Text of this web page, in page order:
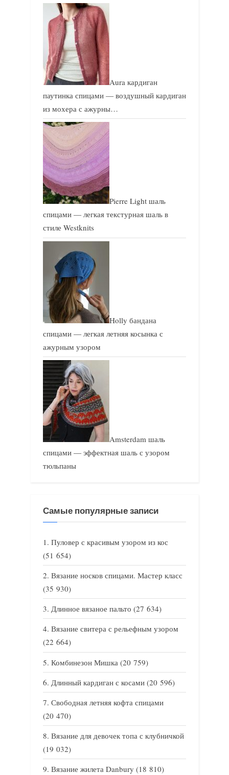
Aura кардиган
паутинка спицами — воздушный кардиган
из мохера с ажурны…
Pierre Light шаль
спицами — легкая текстурная шаль в
стиле Westknits
Holly бандана
спицами — легкая летняя косынка с
ажурным узором
Amsterdam шаль
спицами — эффектная шаль с узором
тюльпаны
Самые популярные записи
Пуловер с красивым узором из кос
(51 654)
Вязание носков спицами. Мастер класс
(35 930)
Длинное вязаное пальто (27 634)
Вязание свитера с рельефным узором
(22 664)
Комбинезон Мишка (20 759)
Длинный кардиган с косами (20 596)
Свободная летняя кофта спицами
(20 470)
Вязание для девочек топа с клубничкой
(19 032)
Вязание жилета Danbury (18 810)